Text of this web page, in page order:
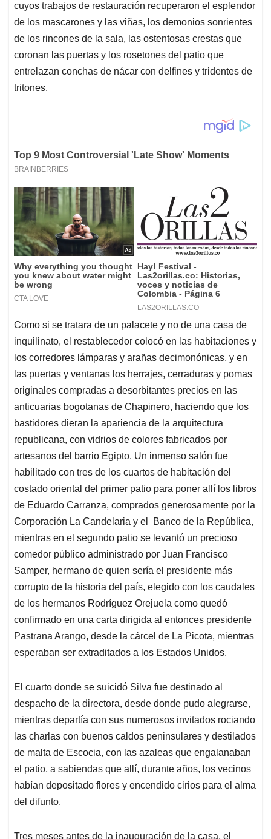
cuyos trabajos de restauración recuperaron el esplendor
de los mascarones y las viñas, los demonios sonrientes
de los rincones de la sala, las ostentosas crestas que
coronan las puertas y los rosetones del patio que
entrelazan conchas de nácar con delfines y tridentes de
tritones.
Como si se tratara de un palacete y no de una casa de
inquilinato, el restablecedor colocó en las habitaciones y
los corredores lámparas y arañas decimonónicas, y en
las puertas y ventanas los herrajes, cerraduras y pomas
originales compradas a desorbitantes precios en las
anticuarias bogotanas de Chapinero, haciendo que los
bastidores dieran la apariencia de la arquitectura
republicana, con vidrios de colores fabricados por
artesanos del barrio Egipto. Un inmenso salón fue
habilitado con tres de los cuartos de habitación del
costado oriental del primer patio para poner allí los libros
de Eduardo Carranza, comprados generosamente por la
Corporación La Candelaria y el Banco de la República,
mientras en el segundo patio se levantó un precioso
comedor público administrado por Juan Francisco
Samper, hermano de quien sería el presidente más
corrupto de la historia del país, elegido con los caudales
de los hermanos Rodríguez Orejuela como quedó
confirmado en una carta dirigida al entonces presidente
Pastrana Arango, desde la cárcel de La Picota, mientras
esperaban ser extraditados a los Estados Unidos.
El cuarto donde se suicidó Silva fue destinado al
despacho de la directora, desde donde pudo alegrarse,
mientras departía con sus numerosos invitados rociando
las charlas con buenos caldos peninsulares y destilados
de malta de Escocia, con las azaleas que engalanaban
el patio, a sabiendas que allí, durante años, los vecinos
habían depositado flores y encendido cirios para el alma
del difunto.
Tres meses antes de la inauguración de la casa, el